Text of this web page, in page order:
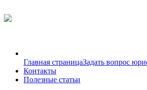
Главная страницаЗадать вопрос
Контакты
Полезные статьи